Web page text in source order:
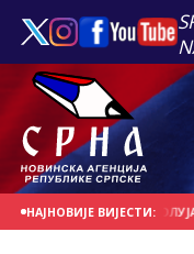
НАЈНОВИЈЕ ВИЈЕСТИ:
ДАНАШЊИ ДАН ОЛУЈА